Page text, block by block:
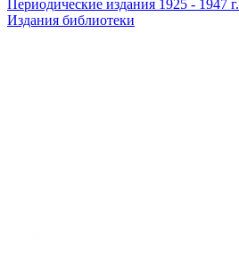
Периодические издания 1925 - 1947 г.
Издания библиотеки